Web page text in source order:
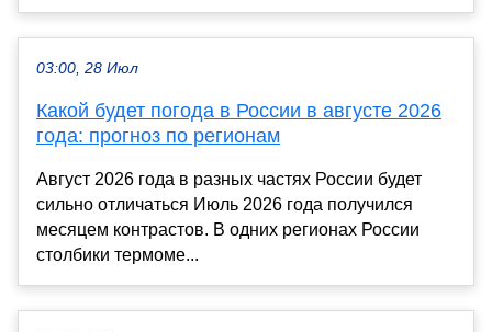
03:00, 28 Июл
Какой будет погода в России в августе 2026
года: прогноз по регионам
Август 2026 года в разных частях России будет
сильно отличаться Июль 2026 года получился
месяцем контрастов. В одних регионах России
столбики термоме...